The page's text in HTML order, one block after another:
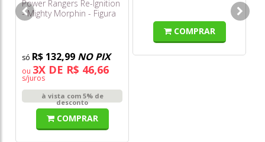
Power Rangers Re-Ignition
- Mighty Morphin - Figura
Xl - Preta - Sunny
R$ 132,99 NO PIX
ou 3X DE R$ 46,66
s/juros
à vista com 5% de
desconto
COMPRAR
COMPRAR